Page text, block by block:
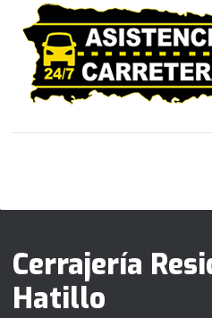
Cerrajería
Hatillo